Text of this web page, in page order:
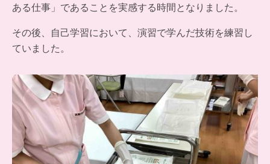
ある仕事」であることを実感する時間となりました。
その後、自己学習において、演習で学んだ技術を練習し
ていました。